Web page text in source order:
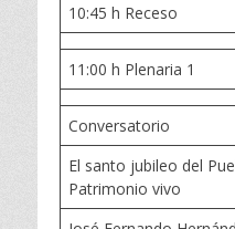
10:45 h Receso
11:00 h Plenaria 1
Conversatorio
El santo jubileo del
Patrimonio vivo